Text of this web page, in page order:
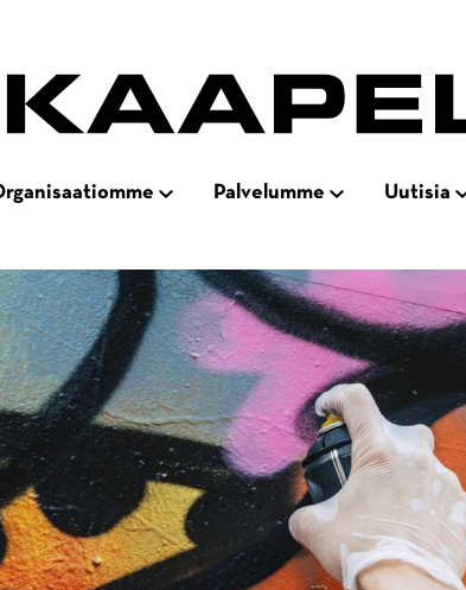
Open
Palvelumme Open
Uutisia